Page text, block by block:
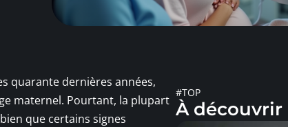
quarante dernières années,
maternel. Pourtant, la plupart
que certains signes
#TOP
À découvrir